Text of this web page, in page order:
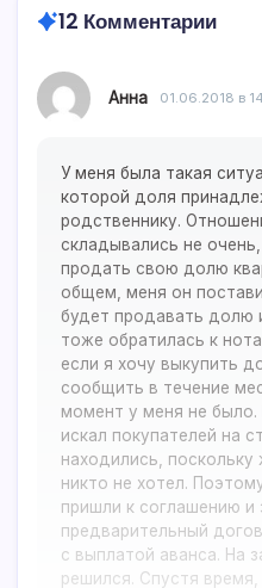
12 Комментарии
Анна 01.06.2018 в
У меня была такая
которой доля
родственнику.
складывались не
продать свою долю
общем, меня он
будет продавать долю
тоже обратилась к
если я хочу выкупить
сообщить в течение
момент у меня не
искал покупателей на
находились,
никто не хотел.
пришли к соглашению и
предварительный
с выплатой аванса. На
решился. Спустя